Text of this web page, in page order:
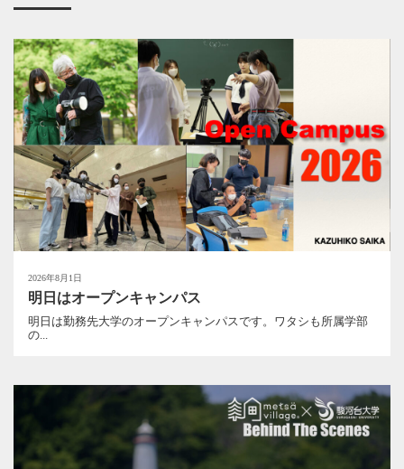
2026年8月1日
明日はオープンキャンパス
明日は勤務先大学のオープンキャンパスです。ワタシも所属学部
の...